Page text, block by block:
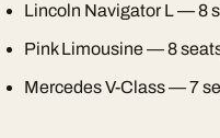
Lincoln Navigator L — 8
Pink Limousine — 8
Mercedes V-Class — 7